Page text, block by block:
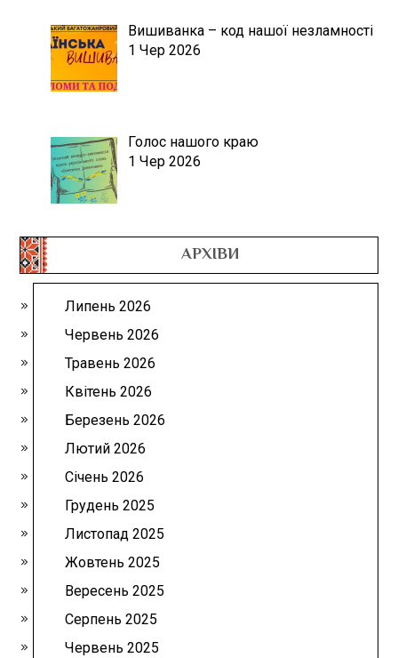
Вишиванка – код нашої незламності
1 Чер 2026
Голос нашого краю
1 Чер 2026
АРХІВИ
Липень 2026
Червень 2026
Травень 2026
Квітень 2026
Березень 2026
Лютий 2026
Січень 2026
Грудень 2025
Листопад 2025
Жовтень 2025
Вересень 2025
Серпень 2025
Червень 2025